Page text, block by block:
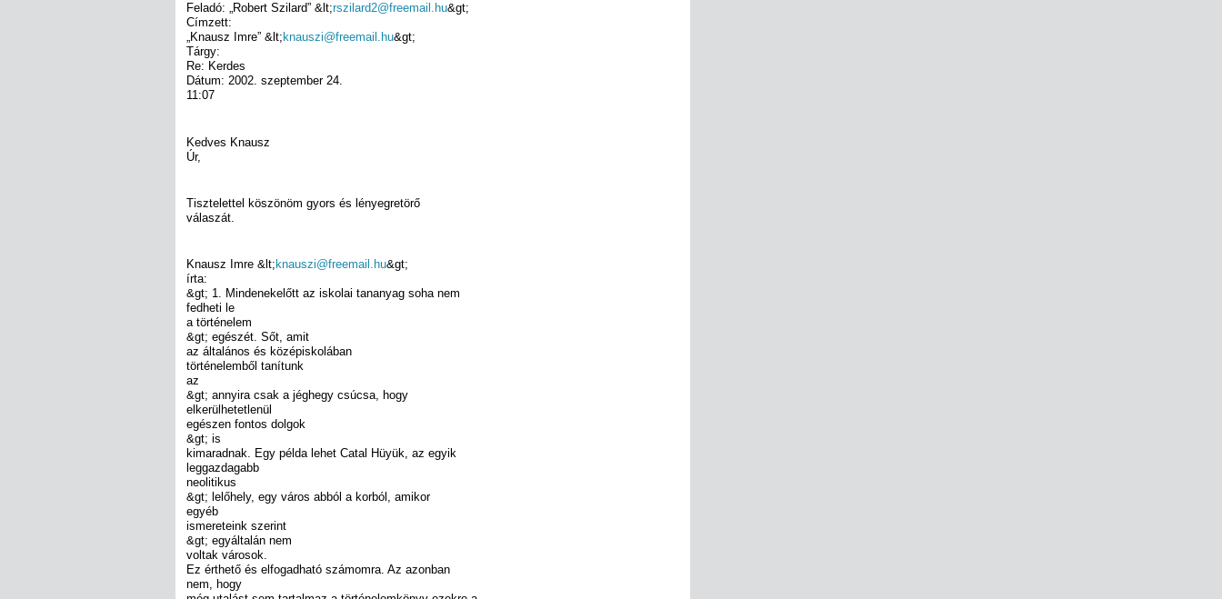
Feladó: „Robert Szilard” &lt;rszilard2@freemail.hu&gt;
Címzett:
„Knausz Imre” &lt; knauszi@freemail.hu&gt;
Tárgy:
Re: Kerdes
Dátum: 2002. szeptember 24.
11:07
Kedves Knausz
Úr,
Tisztelettel köszönöm gyors és lényegretörő
válaszát.
Knausz Imre &lt; knauszi@freemail.hu&gt;
írta:
&gt; 1. Mindenekelőtt az iskolai tananyag soha nem
fedheti le
a történelem
&gt; egészét. Sőt, amit
az általános és középiskolában
történelemből tanítunk
az
&gt; annyira csak a jéghegy csúcsa, hogy
elkerülhetetlenül
egészen fontos dolgok
&gt; is
kimaradnak. Egy példa lehet Catal Hüyük, az egyik
leggazdagabb
neolitikus
&gt; lelőhely, egy város abból a korból, amikor
egyéb
ismereteink szerint
&gt; egyáltalán nem
voltak városok.
Ez érthető és elfogadható számomra. Az azonban
nem, hogy